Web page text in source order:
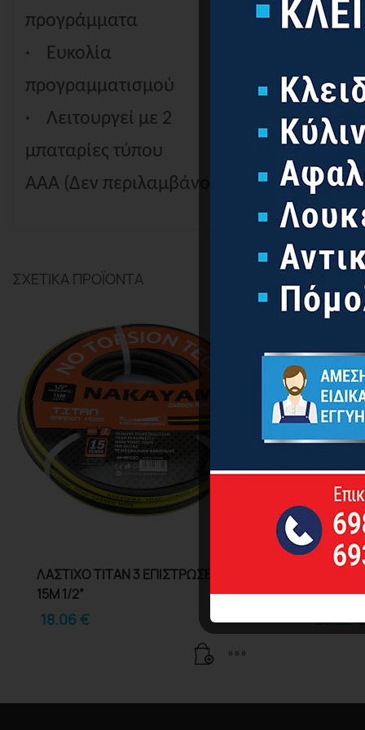
προγράμματα
·
Ευκολία
προγραμματισμού
·
Λειτουργεί με 2
μπαταρίες τύπου
AAA (Δεν περιλαμβάνονται).
ΣΧΕΤΙΚΆ ΠΡΟΪΌΝΤΑ
ΛΑΣΤΙΧΟ TITAN 3 ΕΠΙΣΤΡΩΣΕΙΣ
15Μ 1/2”
18.06€
15Μ 5/8”
23.22€